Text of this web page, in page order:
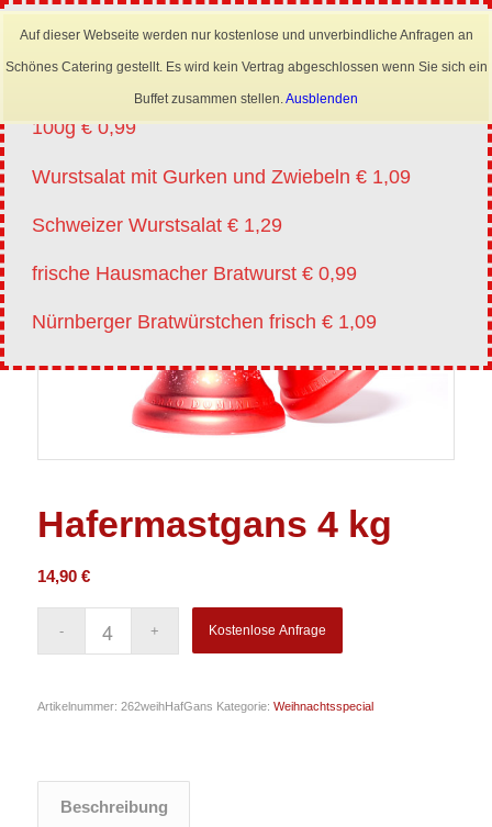
Auf dieser Webseite werden nur kostenlose und unverbindliche Anfragen an
Schönes Catering gestellt. Es wird kein Vertrag abgeschlossen wenn Sie sich ein
Buffet zusammen stellen.Ausblenden
Hafermastgans 4 kg
14,90 €
Kostenlose Anfrage
Artikelnummer: 262weihHafGans Kategorie: Weihnachtsspecial
Beschreibung
Lyoner für Wurstsalat in Scheiben oder Streifen
100g € 0,99
Wurstsalat mit Gurken und Zwiebeln € 1,09
Schweizer Wurstsalat € 1,29
frische Hausmacher Bratwurst € 0,99
Nürnberger Bratwürstchen frisch € 1,09
×